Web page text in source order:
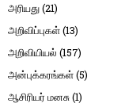
அரியது(21)
அறிவிப்புகள்(13)
அறிவியியல் (157)
அன்புக்கரங்கள்(5)
ஆசிரியர் மனசு(1)